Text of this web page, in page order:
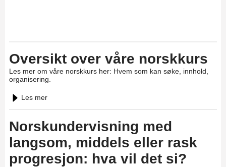
Oversikt over våre norskkurs
Les mer om våre norskkurs her: Hvem som kan søke, innhold,
organisering.
Les mer
Norskundervisning med
langsom, middels eller rask
progresjon: hva vil det si?